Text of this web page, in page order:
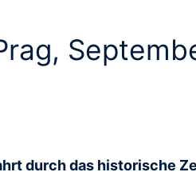
durch das historische